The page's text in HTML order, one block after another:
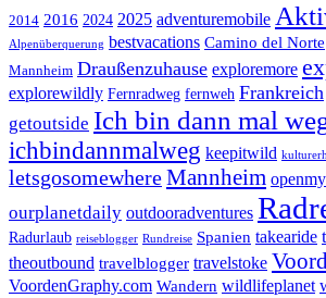
2014 2016 2024 2025 adventuremobile
Alpenüberquerung bestvacations Camino del Norte
Mannheim Draußenzuhause exploremore
explorewildly Fernradweg fernweh Frankreich
getoutside Ich bin dann mal
ichbindannmalweg keepitwild
letsgosomewhereMannheim
ourplanetdaily outdooradventures
Radurlaub reiseblogger Rundreise Spanien takearide
theoutbound travelblogger travelstoke
VoordenGraphy.com Wandern wildlifeplanet